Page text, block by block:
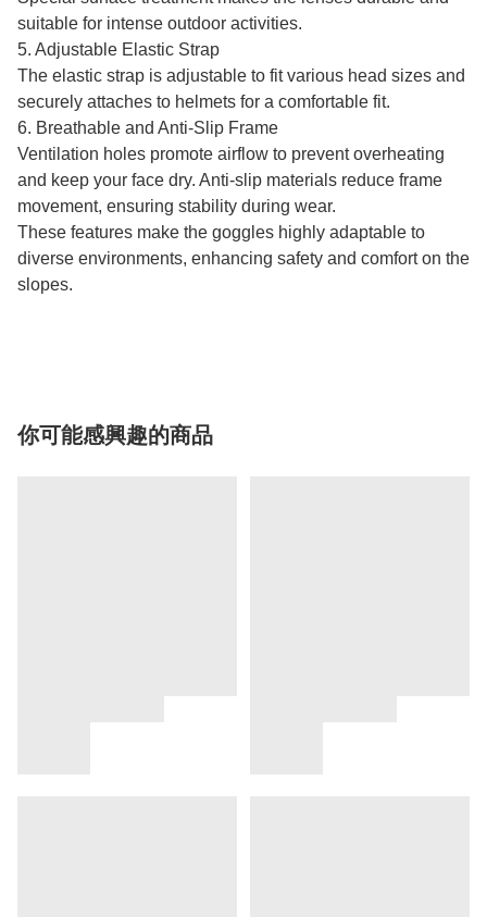
suitable for intense outdoor activities.
5. Adjustable Elastic Strap
The elastic strap is adjustable to fit various head sizes and
securely attaches to helmets for a comfortable fit.
6. Breathable and Anti-Slip Frame
Ventilation holes promote airflow to prevent overheating
and keep your face dry. Anti-slip materials reduce frame
movement, ensuring stability during wear.
These features make the goggles highly adaptable to
diverse environments, enhancing safety and comfort on the
slopes.
你可能感興趣的商品